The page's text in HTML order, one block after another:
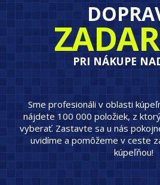
PRI NÁKUPE
Sme profesionáli v oblasti
nájdete 100 000 položiek, z
vyberať. Zastavte sa u nás
uvidíme a pomôžeme v ceste
kúpeľňou!